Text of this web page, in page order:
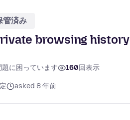
管済み
browsing history
題に困っています 160回表示
asked 8 年前